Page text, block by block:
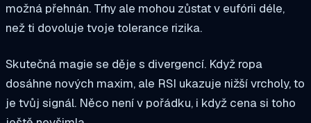
možná přehnán. Trhy ale mohou zůstat v eufórii déle,
než ti dovoluje tvoje tolerance rizika.
Skutečná magie se děje s divergencí. Když ropa
dosáhne nových maxim, ale RSI ukazuje nižší vrcholy, to
je tvůj signál. Něco není v pořádku, i když cena si toho